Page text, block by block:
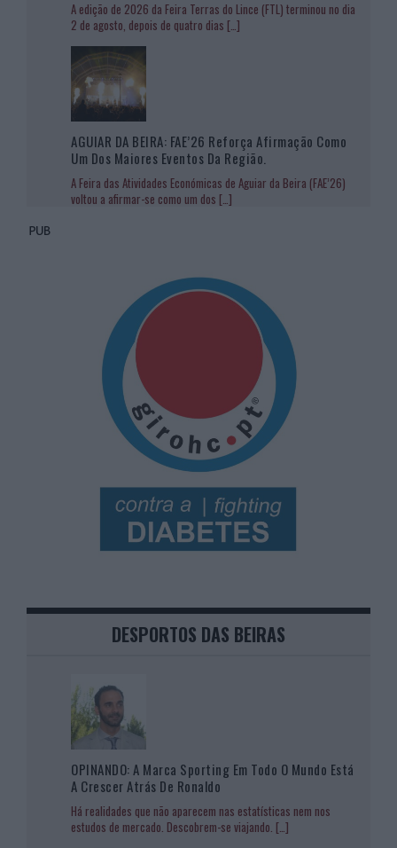
A edição de 2026 da Feira Terras do Lince (FTL) terminou no dia
2 de agosto, depois de quatro dias […]
AGUIAR DA BEIRA: FAE’26 Reforça Afirmação Como
Um Dos Maiores Eventos Da Região.
A Feira das Atividades Económicas de Aguiar da Beira (FAE’26)
voltou a afirmar-se como um dos […]
DESPORTOS DAS BEIRAS
OPINANDO: A Marca Sporting Em Todo O Mundo Está
A Crescer Atrás De Ronaldo
Há realidades que não aparecem nas estatísticas nem nos
estudos de mercado. Descobrem-se viajando. […]